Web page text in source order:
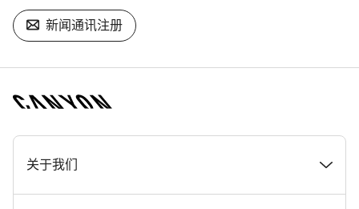
新闻通讯注册
[footer.linksList.title]
关于我们